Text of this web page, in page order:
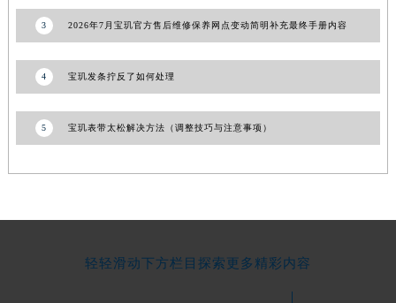
甘肃省白银市白银区北京路宝玑售后服务中心（需提前预约）
甘肃省敦煌市沙州镇阳关中路宝玑售后服务中心（需提前预约）
甘肃省金昌市金川区北京路宝玑售后服务中心（需提前预约）
甘肃省酒泉市肃州区西大街宝玑售后服务中心（需提前预约）
甘肃省陇南市武都区人民路宝玑售后服务中心（需提前预约）
甘肃省庆阳市西峰区南大街宝玑售后服务中心（需提前预约）
3 2026年7月宝玑官方售后维修保养网点变动简明补充最终手册内容
4 宝玑发条拧反了如何处理
5 宝玑表带太松解决方法（调整技巧与注意事项）
轻轻滑动下方栏目探索更多精彩内容